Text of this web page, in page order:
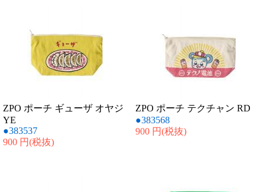
ZPO ポーチ ギューザ オヤジ
YE
●383537
900 円(税抜)
ZPO ポーチ テクチャン RD
●383568
900 円(税抜)